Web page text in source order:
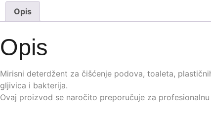
Opis
Opis
Mirisni deterdžent za čišćenje podova, toaleta,
gljivica i bakterija.
Ovaj proizvod se naročito preporučuje za